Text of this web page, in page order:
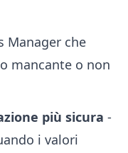
più sicura -
i valori